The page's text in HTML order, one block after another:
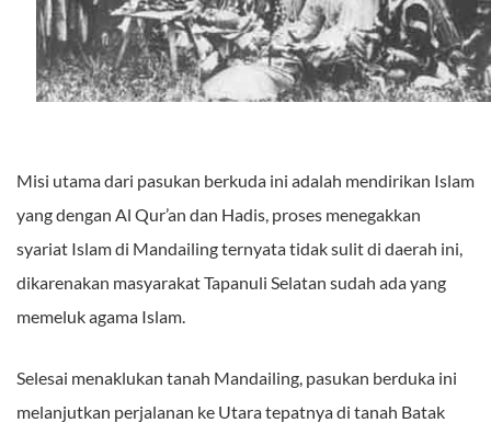
Misi utama dari pasukan berkuda ini adalah mendirikan Islam
yang dengan Al Qur’an dan Hadis, proses menegakkan
syariat Islam di Mandailing ternyata tidak sulit di daerah ini,
dikarenakan masyarakat Tapanuli Selatan sudah ada yang
memeluk agama Islam.
Selesai menaklukan tanah Mandailing, pasukan berduka ini
melanjutkan perjalanan ke Utara tepatnya di tanah Batak